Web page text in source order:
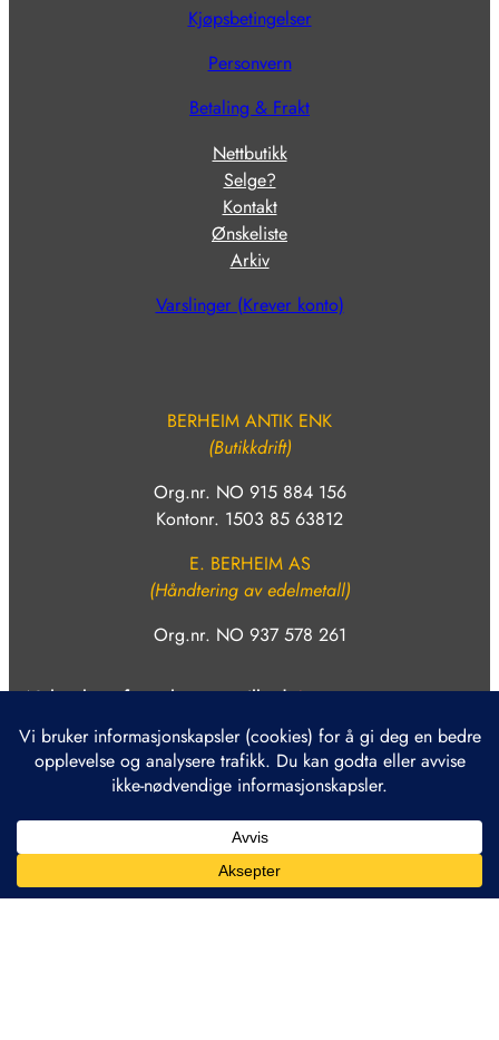
Kjøpsbetingelser
Personvern
Betaling & Frakt
Nettbutikk
Selge?
Kontakt
Ønskeliste
Arkiv
Varslinger (Krever konto)
BERHEIM ANTIK ENK
(Butikkdrift)
Org.nr. NO 915 884 156
Kontonr. 1503 85 63812
E. BERHEIM AS
(Håndtering av edelmetall)
Org.nr. NO 937 578 261
Nyhetsbrev for nyheter og tilbud